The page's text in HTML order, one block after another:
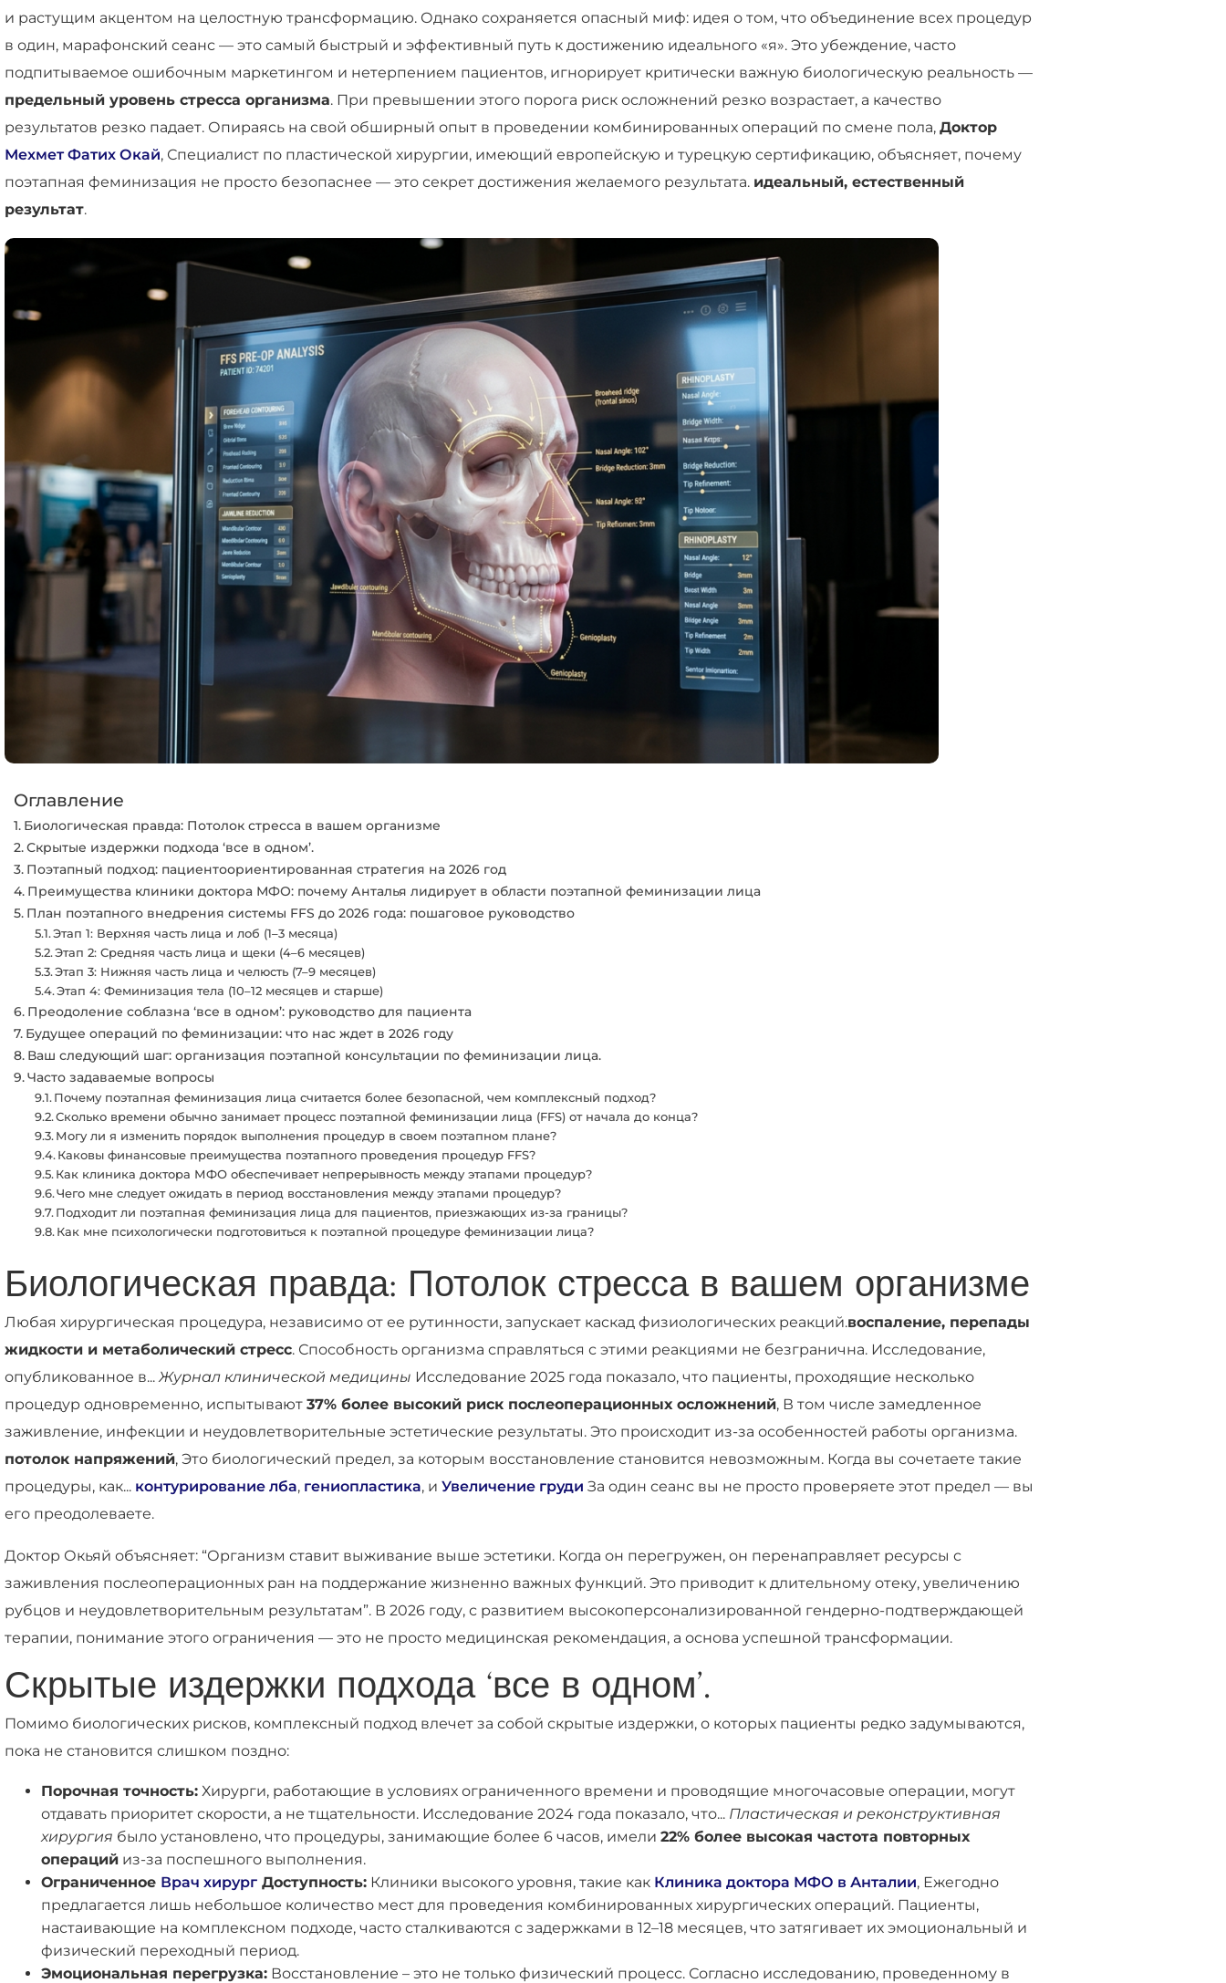
и растущим акцентом на целостную трансформацию. Однако сохраняется опасный миф: идея о том, что объединение всех процедур
в один, марафонский сеанс — это самый быстрый и эффективный путь к достижению идеального «я». Это убеждение, часто
подпитываемое ошибочным маркетингом и нетерпением пациентов, игнорирует критически важную биологическую реальность —
предельный уровень стресса организма. При превышении этого порога риск осложнений резко возрастает, а качество
результатов резко падает. Опираясь на свой обширный опыт в проведении комбинированных операций по смене пола, Доктор
Мехмет Фатих Окай, Специалист по пластической хирургии, имеющий европейскую и турецкую сертификацию, объясняет, почему
поэтапная феминизация не просто безопаснее — это секрет достижения желаемого результата. идеальный, естественный
результат.
Оглавление
Биологическая правда: Потолок стресса в вашем организме
Скрытые издержки подхода ‘все в одном’.
Поэтапный подход: пациентоориентированная стратегия на 2026 год
Преимущества клиники доктора МФО: почему Анталья лидирует в области поэтапной феминизации лица
План поэтапного внедрения системы FFS до 2026 года: пошаговое руководство
Этап 1: Верхняя часть лица и лоб (1–3 месяца)
Этап 2: Средняя часть лица и щеки (4–6 месяцев)
Этап 3: Нижняя часть лица и челюсть (7–9 месяцев)
Этап 4: Феминизация тела (10–12 месяцев и старше)
Преодоление соблазна ‘все в одном’: руководство для пациента
Будущее операций по феминизации: что нас ждет в 2026 году
Ваш следующий шаг: организация поэтапной консультации по феминизации лица.
Часто задаваемые вопросы
Почему поэтапная феминизация лица считается более безопасной, чем комплексный подход?
Сколько времени обычно занимает процесс поэтапной феминизации лица (FFS) от начала до конца?
Могу ли я изменить порядок выполнения процедур в своем поэтапном плане?
Каковы финансовые преимущества поэтапного проведения процедур FFS?
Как клиника доктора МФО обеспечивает непрерывность между этапами процедур?
Чего мне следует ожидать в период восстановления между этапами процедур?
Подходит ли поэтапная феминизация лица для пациентов, приезжающих из-за границы?
Как мне психологически подготовиться к поэтапной процедуре феминизации лица?
Биологическая правда: Потолок стресса в вашем организме
Любая хирургическая процедура, независимо от ее рутинности, запускает каскад физиологических реакций.воспаление, перепады
жидкости и метаболический стресс. Способность организма справляться с этими реакциями не безгранична. Исследование,
опубликованное в...Журнал клинической медицины Исследование 2025 года показало, что пациенты, проходящие несколько
процедур одновременно, испытывают 37% более высокий риск послеоперационных осложнений, В том числе замедленное
заживление, инфекции и неудовлетворительные эстетические результаты. Это происходит из-за особенностей работы организма.
потолок напряжений, Это биологический предел, за которым восстановление становится невозможным. Когда вы сочетаете такие
процедуры, как... контурирование лба, гениопластика, и Увеличение груди За один сеанс вы не просто проверяете этот предел — вы
его преодолеваете.
Доктор Окьяй объясняет: “Организм ставит выживание выше эстетики. Когда он перегружен, он перенаправляет ресурсы с
заживления послеоперационных ран на поддержание жизненно важных функций. Это приводит к длительному отеку, увеличению
рубцов и неудовлетворительным результатам”. В 2026 году, с развитием высокоперсонализированной гендерно-подтверждающей
терапии, понимание этого ограничения — это не просто медицинская рекомендация, а основа успешной трансформации.
Скрытые издержки подхода ‘все в одном’.
Помимо биологических рисков, комплексный подход влечет за собой скрытые издержки, о которых пациенты редко задумываются,
пока не становится слишком поздно:
Порочная точность: Хирурги, работающие в условиях ограниченного времени и проводящие многочасовые операции, могут
отдавать приоритет скорости, а не тщательности. Исследование 2024 года показало, что... Пластическая и реконструктивная
хирургия было установлено, что процедуры, занимающие более 6 часов, имели 22% более высокая частота повторных
операций из-за поспешного выполнения.
Ограниченное Врач хирург Доступность: Клиники высокого уровня, такие как Клиника доктора МФО в Анталии, Ежегодно
предлагается лишь небольшое количество мест для проведения комбинированных хирургических операций. Пациенты,
настаивающие на комплексном подходе, часто сталкиваются с задержками в 12–18 месяцев, что затягивает их эмоциональный и
физический переходный период.
Эмоциональная перегрузка: Восстановление – это не только физический процесс. Согласно исследованию, проведенному в